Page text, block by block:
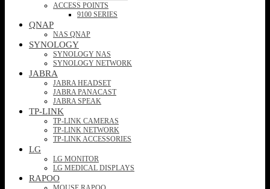
ACCESS POINTS
9100 SERIES
QNAP
NAS QNAP
SYNOLOGY
SYNOLOGY NAS
SYNOLOGY NETWORK
JABRA
JABRA HEADSET
JABRA PANACAST
JABRA SPEAK
TP-LINK
TP-LINK CAMERAS
TP-LINK NETWORK
TP-LINK ACCESSORIES
LG
LG MONITOR
LG MEDICAL DISPLAYS
RAPOO